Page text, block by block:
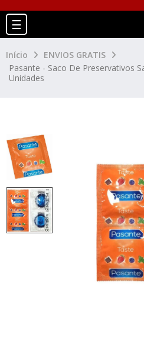
Toggle navigation
☰
Início
ENVIOS GRATIS
Pasante - Saco De Preservativos
Unidades